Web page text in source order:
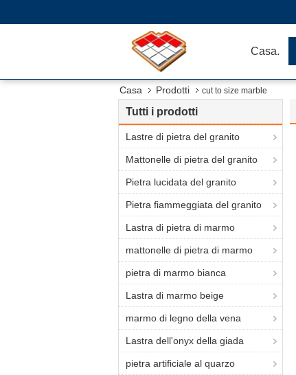
Casa.
Casa Prodotti cut to size marble
Tutti i prodotti
Lastre di pietra del granito
Mattonelle di pietra del granito
Pietra lucidata del granito
Pietra fiammeggiata del granito
Lastra di pietra di marmo
mattonelle di pietra di marmo
pietra di marmo bianca
Lastra di marmo beige
marmo di legno della vena
Lastra dell'onyx della giada
pietra artificiale al quarzo